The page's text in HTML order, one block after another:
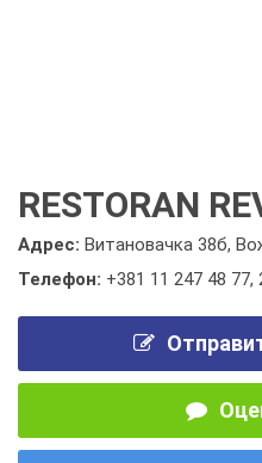
RESTORAN
Адрес: Витановачка 38б,
Телефон: +381 11 247 48 77,